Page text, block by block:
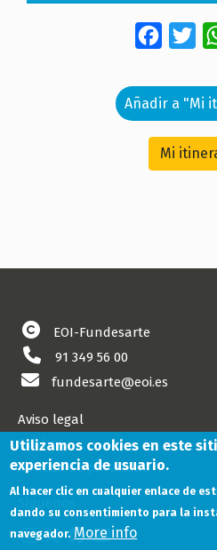
Añadir a "Mi
Mi
EOI-Fundesarte
91 349 56 00
fundesarte@eoi.es
Aviso legal
Cookies
Política de privacidad
Utilizamos cookies en este
experiencia de usuario.
Al hacer clic en cualquier enlace de
dando su consentimiento para la
navegador. More info